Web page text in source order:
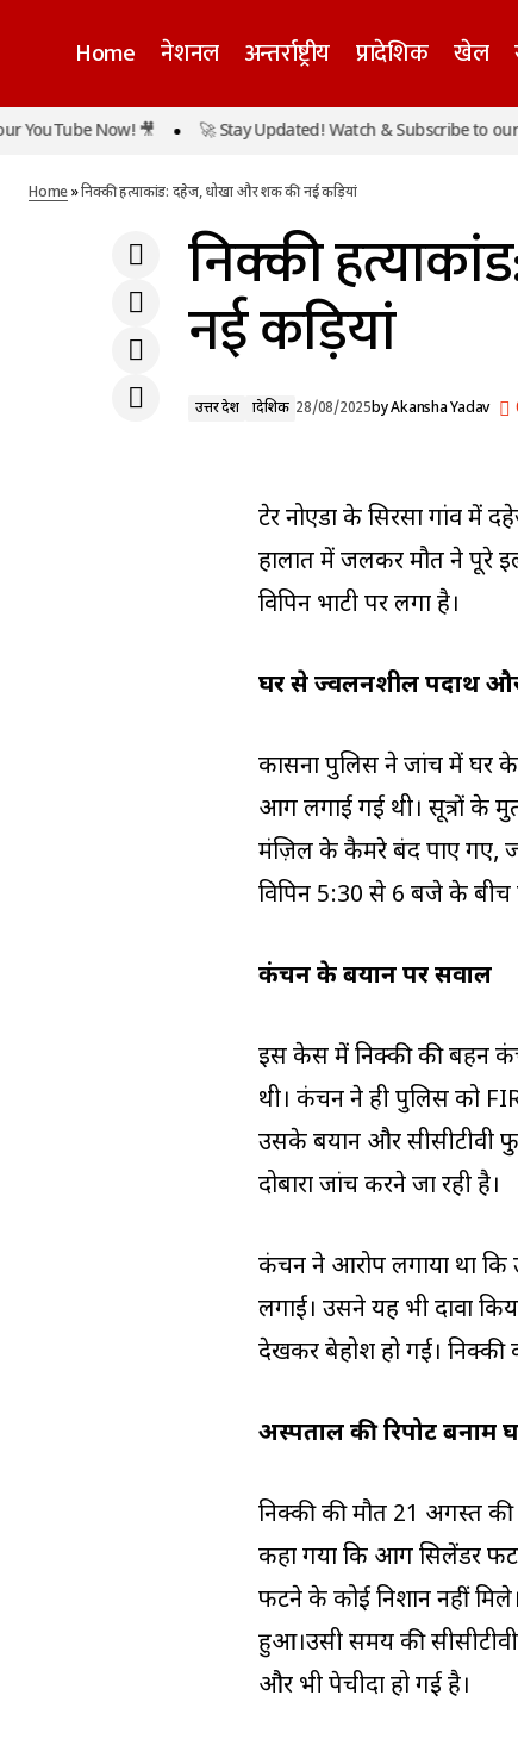
Home नेशनल अन्तर्राष्ट्रीय प्रादेशिक खेल
उत्तर प्रदेश में बाढ़ का कहर: 17 जिले प्रभावित, सीएम
Now! 🎥 🚀 Stay Updated! Watch & Subscribe to our
Home»निक्की हत्याकांड: दहेज, धोखा और शक की नई कड़ियां
निक्की
नई कड़ियां
उत्तर प्रदेश प्रादेशिक 28/08/2025byAkansha Yadav
ग्रेटर नोएडा के सिरसा गांव में
हालात में जलकर मौत ने पूरे
विपिन भाटी पर लगा है।
घर से ज्वलनशील पदार्थ
कासना पुलिस ने जांच में घर
आग लगाई गई थी। सूत्रों के
मंज़िल के कैमरे बंद पाए गए,
विपिन 5:30 से 6 बजे के बीच
कंचन के बयान पर सवाल
इस केस में निक्की की बहन
थी। कंचन ने ही पुलिस को
उसके बयान और सीसीटीवी
दोबारा जांच करने जा रही है।
कंचन ने आरोप लगाया था कि
लगाई। उसने यह भी दावा
देखकर बेहोश हो गई। निक्की
अस्पताल की रिपोर्ट
निक्की की मौत 21 अगस्त की
कहा गया कि आग सिलेंडर
फटने के कोई निशान नहीं
हुआ।उसी समय की
और भी पेचीदा हो गई है।